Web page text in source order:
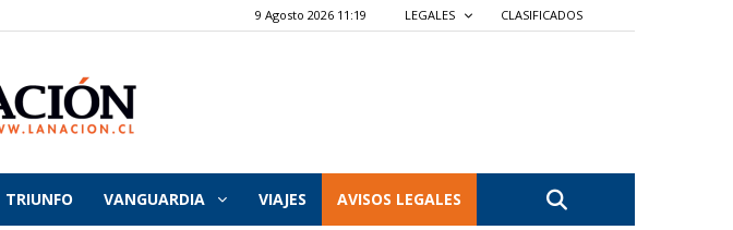
9 Agosto 2026 11:19 LEGALES CLASIFICADOS
La
TRIUNFO VANGUARDIA VIAJES AVISOS LEGALES